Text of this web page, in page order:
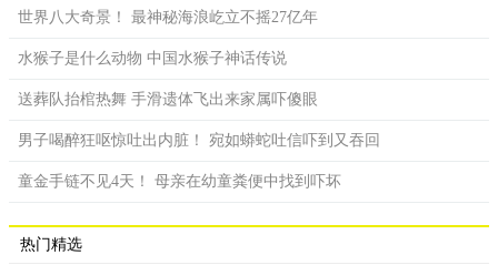
缩头鱼虱的爪子锐利又霸气，宛如外星异形。
看起来张牙舞爪的缩头鱼虱（Cymothoa exigua）身长约3、4
鱼舌上面，尖锐的爪子紧紧嵌入肉中，靠吸食鱼的血液和黏液维
生，等到鱼舌萎缩便取而代之，充当鱼儿舌头顺便为自己吸取营
世界八大奇景！ 最神秘海浪屹立不摇27亿年
水猴子是什么动物 中国水猴子神话传说
送葬队抬棺热舞 手滑遗体飞出来家属吓傻眼
男子喝醉狂呕惊吐出内脏！ 宛如蟒蛇吐信吓到又吞回
童金手链不见4天！ 母亲在幼童粪便中找到吓坏
热门精选